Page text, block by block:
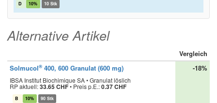
D 10% 10 Stk
Alternative Artikel
Vergleich
Solmucol® 400, 600 Granulat (600 mg)
IBSA Institut Biochimique SA • Granulat löslich
RP aktuell:33.65 CHF• Preis p.E.:0.37 CHF
B 10% 90 Stk
-18%